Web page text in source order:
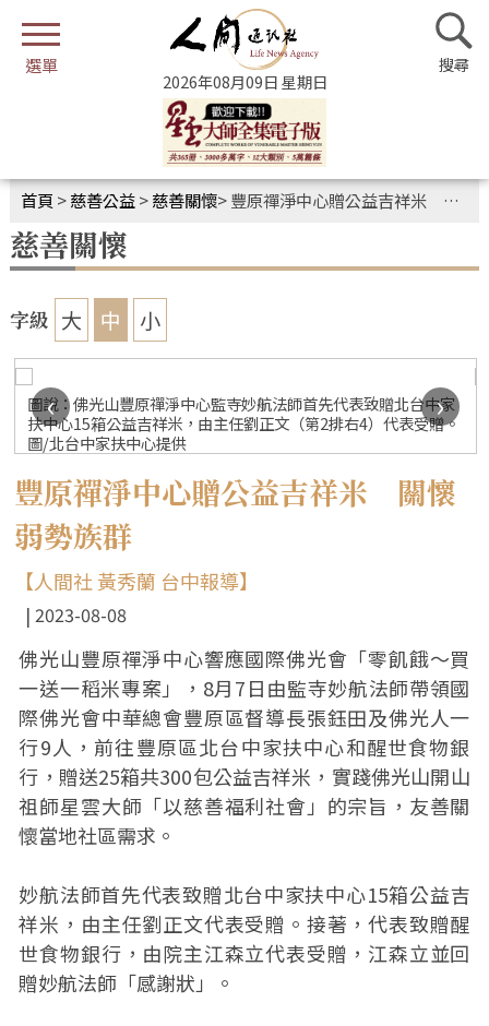
2026年08月09日 星期日
首頁 >慈善公益>慈善關懷>豐原禪淨中心贈公益吉祥米 關懷弱勢族群
慈善關懷
字級 大 中 小
圖說：佛光山豐原禪淨中心監寺妙航法師首先代表致贈北台中家
扶中心15箱公益吉祥米，由主任劉正文（第2排右4）代表受贈。
圖/北台中家扶中心提供
‹ ›
豐原禪淨中心贈公益吉祥米 關懷
弱勢族群
【人間社 黃秀蘭 台中報導】
2023-08-08
佛光山豐原禪淨中心響應國際佛光會「零飢餓～買
一送一稻米專案」，8月7日由監寺妙航法師帶領國
際佛光會中華總會豐原區督導長張鈺田及佛光人一
行9人，前往豐原區北台中家扶中心和醒世食物銀
行，贈送25箱共300包公益吉祥米，實踐佛光山開山
祖師星雲大師「以慈善福利社會」的宗旨，友善關
懷當地社區需求。
妙航法師首先代表致贈北台中家扶中心15箱公益吉
祥米，由主任劉正文代表受贈。接著，代表致贈醒
世食物銀行，由院主江森立代表受贈，江森立並回
贈妙航法師「感謝狀」。